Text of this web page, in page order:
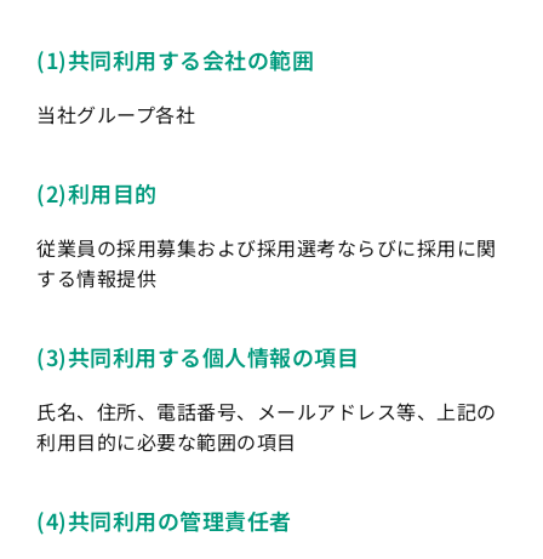
(1)共同利用する会社の範囲
当社グループ各社
(2)利用目的
従業員の採用募集および採用選考ならびに採用に関
する情報提供
(3)共同利用する個人情報の項目
氏名、住所、電話番号、メールアドレス等、上記の
利用目的に必要な範囲の項目
(4)共同利用の管理責任者